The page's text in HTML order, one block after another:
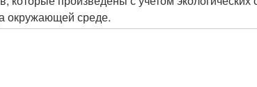
окружающей среде.